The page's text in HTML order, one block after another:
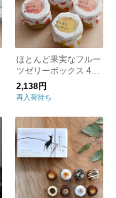
ほとんど果実なフルー
ツゼリーボックス 4個
セット（もも×2 なし
りんご） ／大野農園
2,138円
再入荷待ち